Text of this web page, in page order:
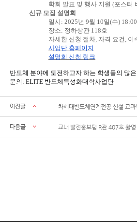
학회 발표 및 행사 지원 (포스터
신규 모집 설명회
일시 : 2025년 9월 10일(수) 18:00
장소: 정하상관 118호
자세한 신청 절차, 자격 요건 , 이
사업단 홈페이지
설명회 신청 링크
반도체 분야에 도전하고자 하는 학생들의 많
문의 : ELITE 반도체특성화대학사업단
이전글 차세대반도체연계전공 신설 교과
다음글 교내 발전홍보팀 R관 407호